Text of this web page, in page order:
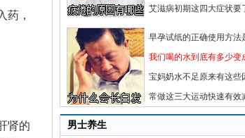
药，
肾的
艾滋病初期这四大症状要
早孕试纸的正确使用方法
我们喝的水到底有多少变
宝妈奶水不足原来有这些
常做这三大运动快速有效
男士养生